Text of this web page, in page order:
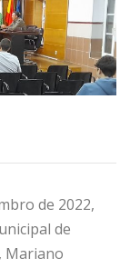
de 2022,
de
Mariano